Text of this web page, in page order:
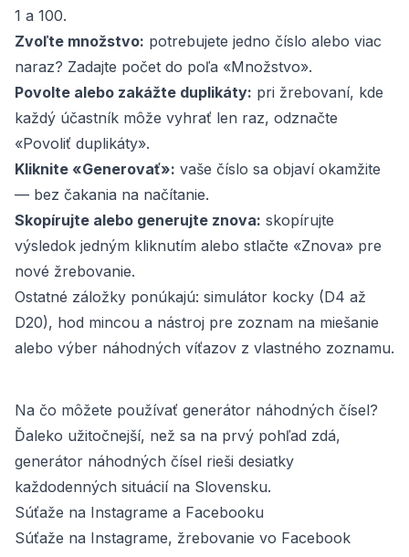
1 a 100.
Zvoľte množstvo: potrebujete jedno číslo alebo viac
naraz? Zadajte počet do poľa «Množstvo».
Povolte alebo zakážte duplikáty: pri žrebovaní, kde
každý účastník môže vyhrať len raz, odznačte
«Povoliť duplikáty».
Kliknite «Generovať»: vaše číslo sa objaví okamžite
— bez čakania na načítanie.
Skopírujte alebo generujte znova: skopírujte
výsledok jedným kliknutím alebo stlačte «Znova» pre
nové žrebovanie.
Ostatné záložky ponúkajú: simulátor kocky (D4 až
D20), hod mincou a nástroj pre zoznam na miešanie
alebo výber náhodných víťazov z vlastného zoznamu.
Na čo môžete používať generátor náhodných čísel?
Ďaleko užitočnejší, než sa na prvý pohľad zdá,
generátor náhodných čísel rieši desiatky
každodenných situácií na Slovensku.
Súťaže na Instagrame a Facebooku
Súťaže na Instagrame, žrebovanie vo Facebook